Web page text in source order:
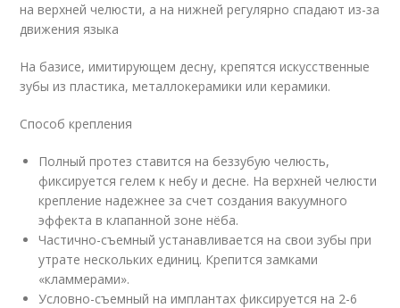
на верхней челюсти, а на нижней регулярно спадают из-за
движения языка
На базисе, имитирующем десну, крепятся искусственные
зубы из пластика, металлокерамики или керамики.
Способ крепления
Полный протез ставится на беззубую челюсть,
фиксируется гелем к небу и десне. На верхней челюсти
крепление надежнее за счет создания вакуумного
эффекта в клапанной зоне нёба.
Частично-съемный устанавливается на свои зубы при
утрате нескольких единиц. Крепится замками
«кламмерами».
Условно-съемный на имплантах фиксируется на 2-6